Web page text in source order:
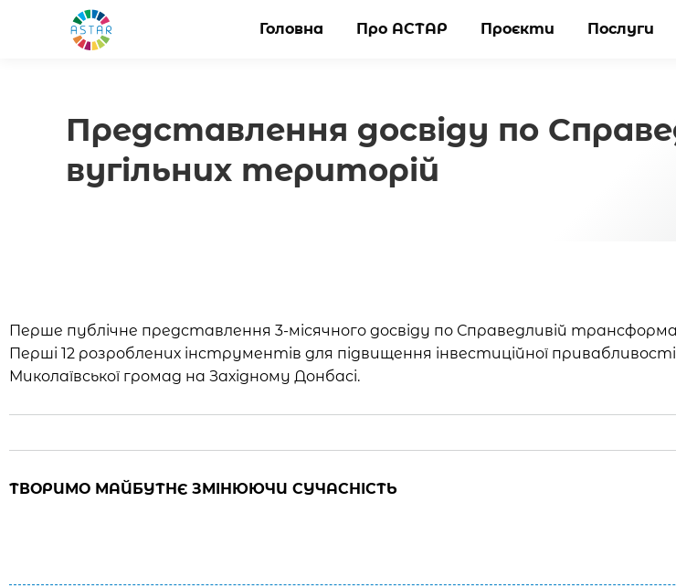
Головна Про АСТАР Проєкти Послуги
Представлення досвіду по
вугільних територій
Перше публічне представлення 3-місячного досвіду по Справедливій
Перші 12 розроблених інструментів для підвищення інвестиційної
Миколаївської громад на Західному Донбасі.
ТВОРИМО МАЙБУТНЄ ЗМІНЮЮЧИ СУЧАСНІСТЬ
Головна Про АСТАР Проєкти Послуги